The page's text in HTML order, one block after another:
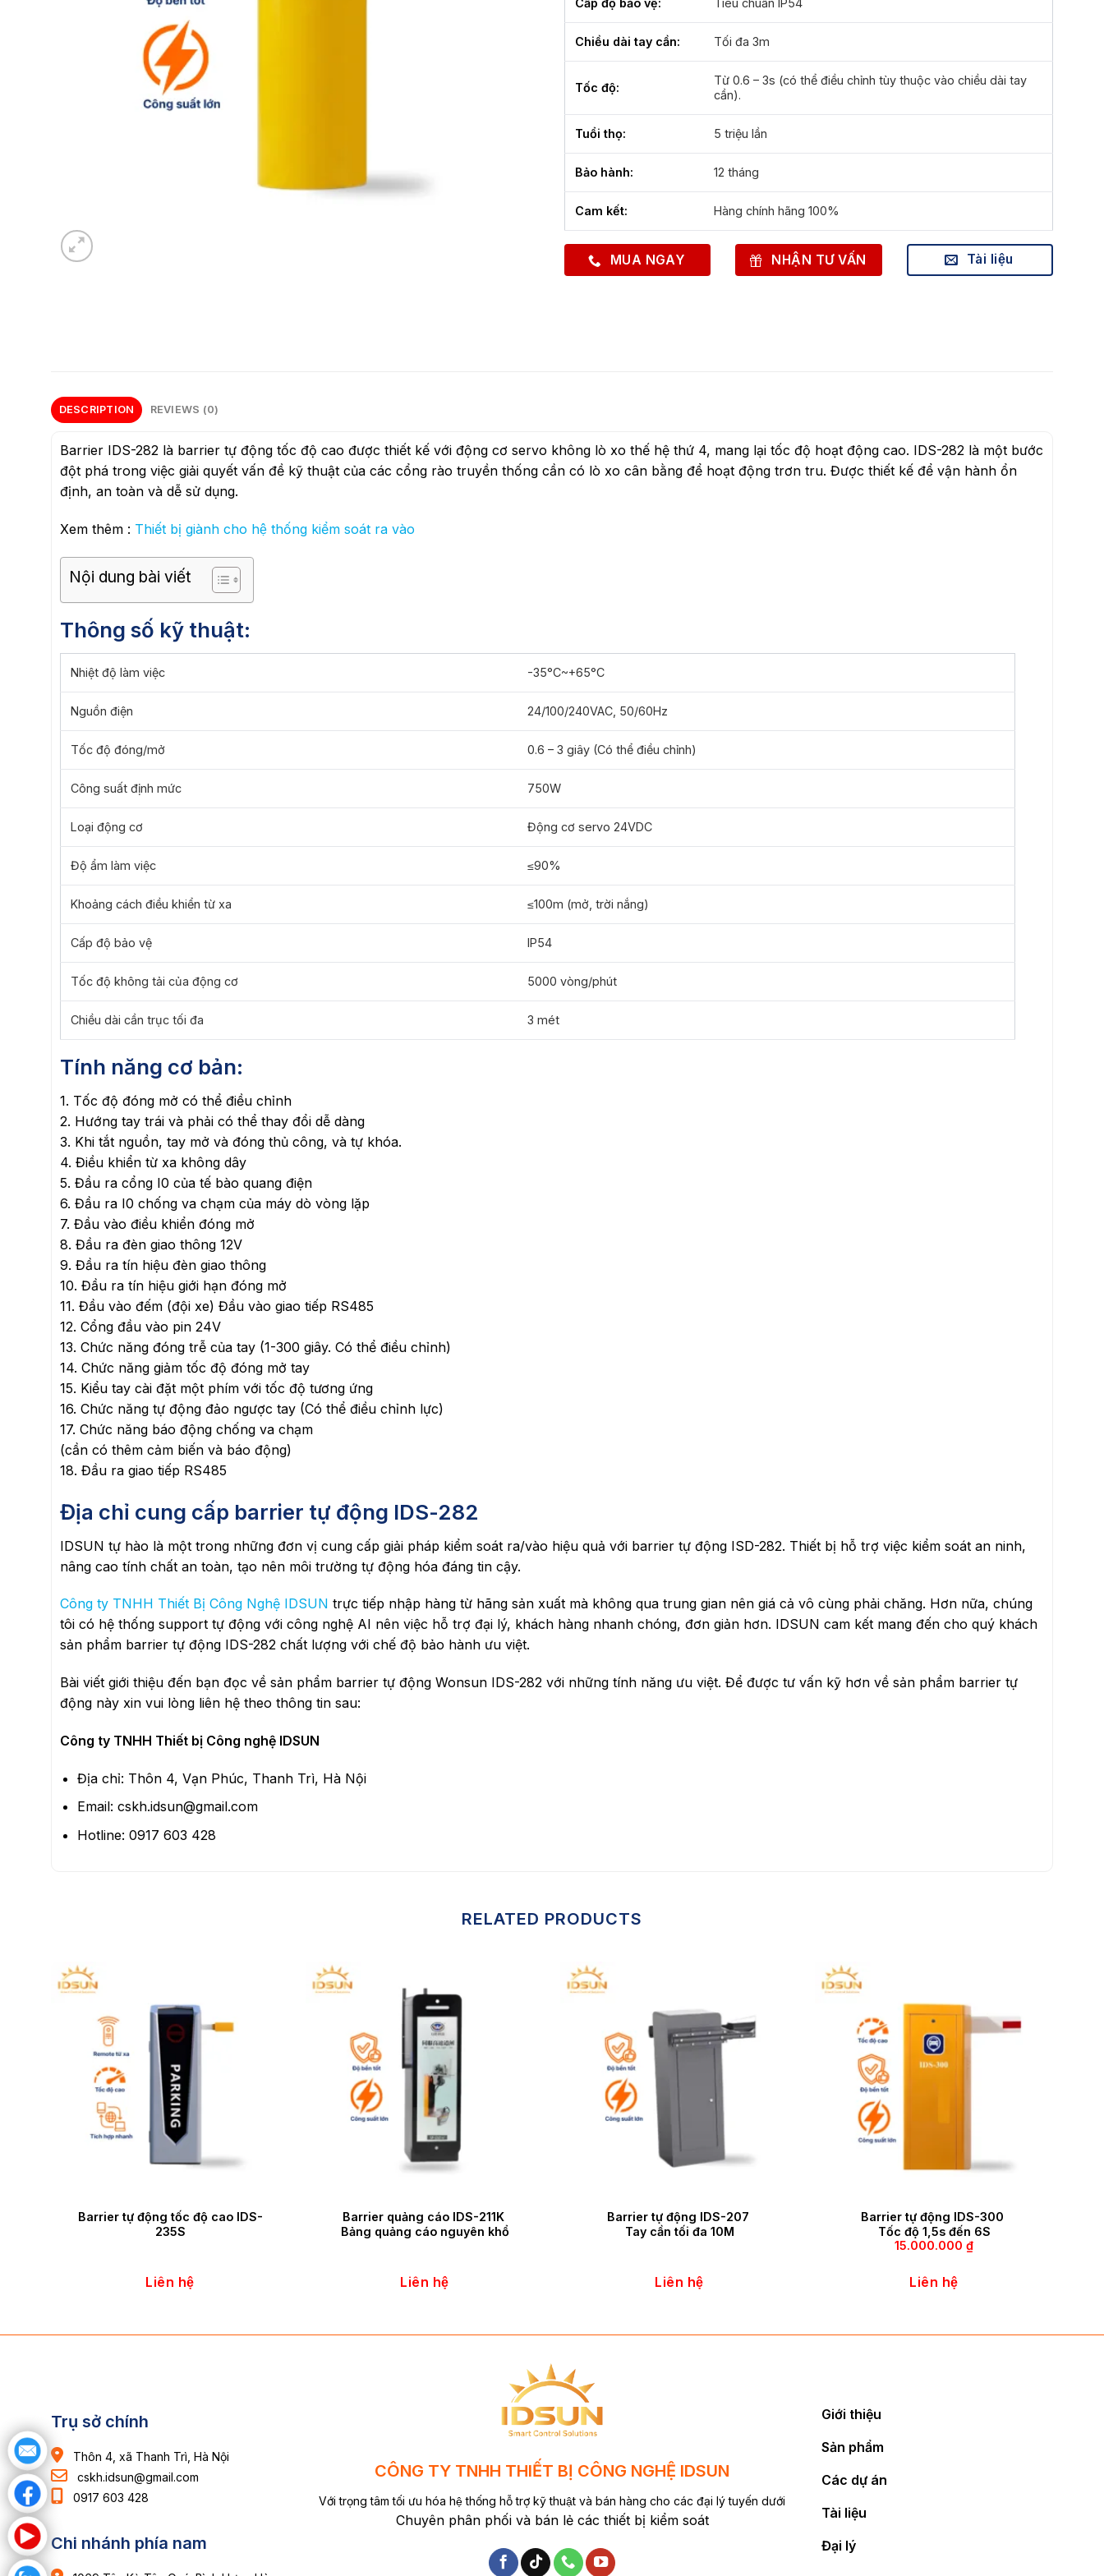
Cấp độ bảo vệ: Tiêu chuẩn IP54
Chiều dài tay cần: Tối đa 3m
Tốc độ:
Từ 0.6 – 3s (có thể điều chỉnh tùy thuộc vào chiều dài tay
cần).
Tuổi thọ: 5 triệu lần
Bảo hành: 12 tháng
Cam kết: Hàng chính hãng 100%
MUA NGAY NHẬN TƯ VẤN Tài liệu
DESCRIPTION REVIEWS (0)
Barrier IDS-282 là barrier tự động tốc độ cao được thiết kế với động cơ servo không lò xo thế hệ thứ 4, mang lại tốc độ hoạt động cao. IDS-282 là một bước
đột phá trong việc giải quyết vấn đề kỹ thuật của các cổng rào truyền thống cần có lò xo cân bằng để hoạt động trơn tru. Được thiết kế để vận hành ổn
định, an toàn và dễ sử dụng.
Xem thêm : Thiết bị giành cho hệ thống kiểm soát ra vào
Nội dung bài viết
Thông số kỹ thuật:
Nhiệt độ làm việc -35°C~+65°C
Nguồn điện 24/100/240VAC, 50/60Hz
Tốc độ đóng/mở 0.6 – 3 giây (Có thể điều chỉnh)
Công suất định mức 750W
Loại động cơ Động cơ servo 24VDC
Độ ẩm làm việc ≤90%
Khoảng cách điều khiển từ xa ≤100m (mở, trời nắng)
Cấp độ bảo vệ IP54
Tốc độ không tải của động cơ 5000 vòng/phút
Chiều dài cần trục tối đa 3 mét
Tính năng cơ bản:
1. Tốc độ đóng mở có thể điều chỉnh
2. Hướng tay trái và phải có thể thay đổi dễ dàng
3. Khi tắt nguồn, tay mở và đóng thủ công, và tự khóa.
4. Điều khiển từ xa không dây
5. Đầu ra cổng I0 của tế bào quang điện
6. Đầu ra I0 chống va chạm của máy dò vòng lặp
7. Đầu vào điều khiển đóng mở
8. Đầu ra đèn giao thông 12V
9. Đầu ra tín hiệu đèn giao thông
10. Đầu ra tín hiệu giới hạn đóng mở
11. Đầu vào đếm (đội xe) Đầu vào giao tiếp RS485
12. Cổng đầu vào pin 24V
13. Chức năng đóng trễ của tay (1-300 giây. Có thể điều chỉnh)
14. Chức năng giảm tốc độ đóng mở tay
15. Kiểu tay cài đặt một phím với tốc độ tương ứng
16. Chức năng tự động đảo ngược tay (Có thể điều chỉnh lực)
17. Chức năng báo động chống va chạm
(cần có thêm cảm biến và báo động)
18. Đầu ra giao tiếp RS485
Địa chỉ cung cấp barrier tự động IDS-282
IDSUN tự hào là một trong những đơn vị cung cấp giải pháp kiểm soát ra/vào hiệu quả với barrier tự động ISD-282. Thiết bị hỗ trợ việc kiểm soát an ninh,
nâng cao tính chất an toàn, tạo nên môi trường tự động hóa đáng tin cậy.
Công ty TNHH Thiết Bị Công Nghệ IDSUN trực tiếp nhập hàng từ hãng sản xuất mà không qua trung gian nên giá cả vô cùng phải chăng. Hơn nữa, chúng
tôi có hệ thống support tự động với công nghệ AI nên việc hỗ trợ đại lý, khách hàng nhanh chóng, đơn giản hơn. IDSUN cam kết mang đến cho quý khách
sản phẩm barrier tự động IDS-282 chất lượng với chế độ bảo hành ưu việt.
Bài viết giới thiệu đến bạn đọc về sản phẩm barrier tự động Wonsun IDS-282 với những tính năng ưu việt. Để được tư vấn kỹ hơn về sản phẩm barrier tự
động này xin vui lòng liên hệ theo thông tin sau:
Công ty TNHH Thiết bị Công nghệ IDSUN
Địa chỉ: Thôn 4, Vạn Phúc, Thanh Trì, Hà Nội
Email: cskh.idsun@gmail.com
Hotline: 0917 603 428
RELATED PRODUCTS
Barrier tự động tốc độ cao IDS-
235S
Liên hệ
Barrier quảng cáo IDS-211K
Bảng quảng cáo nguyên khổ
Liên hệ
Barrier tự động IDS-207
Tay cần tối đa 10M
Liên hệ
Barrier tự động IDS-300
Tốc độ 1,5s đến 6S
15.000.000 ₫
Liên hệ
Trụ sở chính
Thôn 4, xã Thanh Trì, Hà Nội
cskh.idsun@gmail.com
0917 603 428
Chi nhánh phía nam
CÔNG TY TNHH THIẾT BỊ CÔNG NGHỆ IDSUN
Với trọng tâm tối ưu hóa hệ thống hỗ trợ kỹ thuật và bán hàng cho các đại lý tuyến dưới
Chuyên phân phối và bán lẻ các thiết bị kiểm soát
Giới thiệu
Sản phẩm
Các dự án
Tài liệu
Đại lý